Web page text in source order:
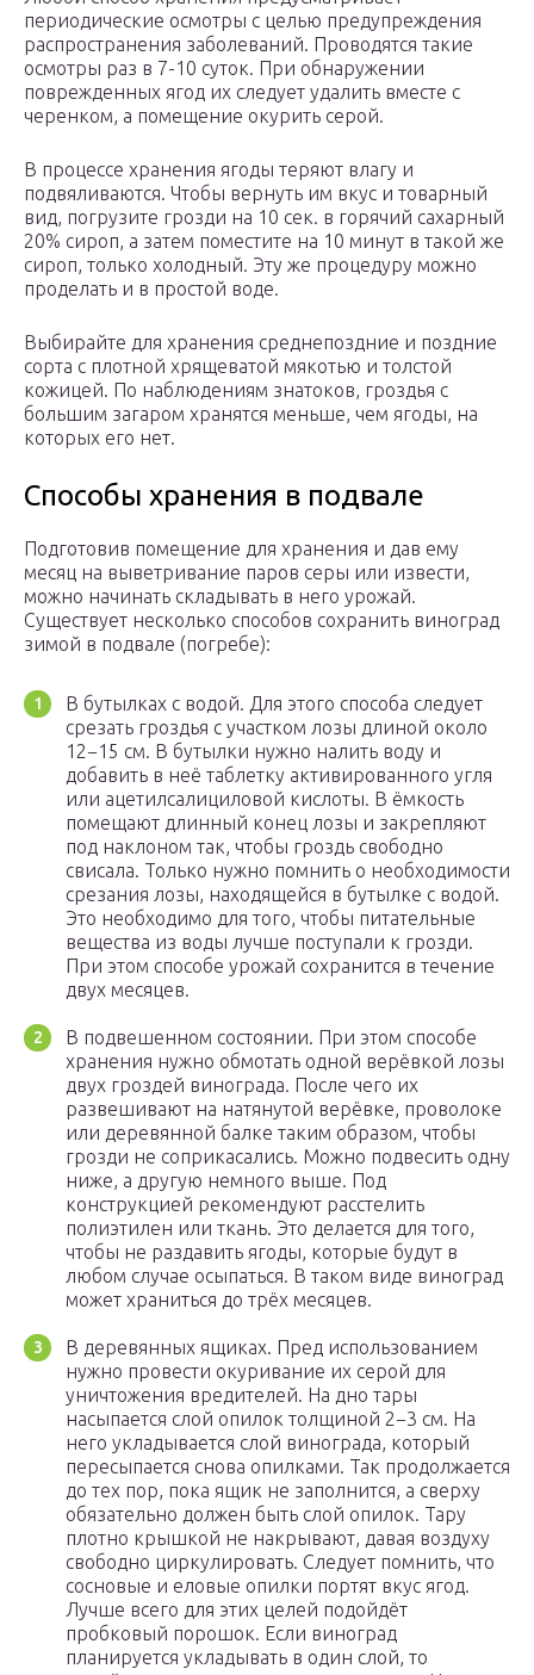
периодические осмотры с целью предупреждения
распространения заболеваний. Проводятся такие
осмотры раз в 7-10 суток. При обнаружении
поврежденных ягод их следует удалить вместе с
черенком, а помещение окурить серой.
В процессе хранения ягоды теряют влагу и
подвяливаются. Чтобы вернуть им вкус и товарный
вид, погрузите грозди на 10 сек. в горячий сахарный
20% сироп, а затем поместите на 10 минут в такой же
сироп, только холодный. Эту же процедуру можно
проделать и в простой воде.
Выбирайте для хранения среднепоздние и поздние
сорта с плотной хрящеватой мякотью и толстой
кожицей. По наблюдениям знатоков, гроздья с
большим загаром хранятся меньше, чем ягоды, на
которых его нет.
Способы хранения в подвале
Подготовив помещение для хранения и дав ему
месяц на выветривание паров серы или извести,
можно начинать складывать в него урожай.
Существует несколько способов сохранить виноград
зимой в подвале (погребе):
В бутылках с водой. Для этого способа следует
срезать гроздья с участком лозы длиной около
12−15 см. В бутылки нужно налить воду и
добавить в неё таблетку активированного угля
или ацетилсалициловой кислоты. В ёмкость
помещают длинный конец лозы и закрепляют
под наклоном так, чтобы гроздь свободно
свисала. Только нужно помнить о необходимости
срезания лозы, находящейся в бутылке с водой.
Это необходимо для того, чтобы питательные
вещества из воды лучше поступали к грозди.
При этом способе урожай сохранится в течение
двух месяцев.
В подвешенном состоянии. При этом способе
хранения нужно обмотать одной верёвкой лозы
двух гроздей винограда. После чего их
развешивают на натянутой верёвке, проволоке
или деревянной балке таким образом, чтобы
грозди не соприкасались. Можно подвесить одну
ниже, а другую немного выше. Под
конструкцией рекомендуют расстелить
полиэтилен или ткань. Это делается для того,
чтобы не раздавить ягоды, которые будут в
любом случае осыпаться. В таком виде виноград
может храниться до трёх месяцев.
В деревянных ящиках. Пред использованием
нужно провести окуривание их серой для
уничтожения вредителей. На дно тары
насыпается слой опилок толщиной 2−3 см. На
него укладывается слой винограда, который
пересыпается снова опилками. Так продолжается
до тех пор, пока ящик не заполнится, а сверху
обязательно должен быть слой опилок. Тару
плотно крышкой не накрывают, давая воздуху
свободно циркулировать. Следует помнить, что
сосновые и еловые опилки портят вкус ягод.
Лучше всего для этих целей подойдёт
пробковый порошок. Если виноград
планируется укладывать в один слой, то